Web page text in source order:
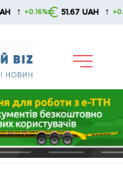
51.67 UAH ↑ +0.09%